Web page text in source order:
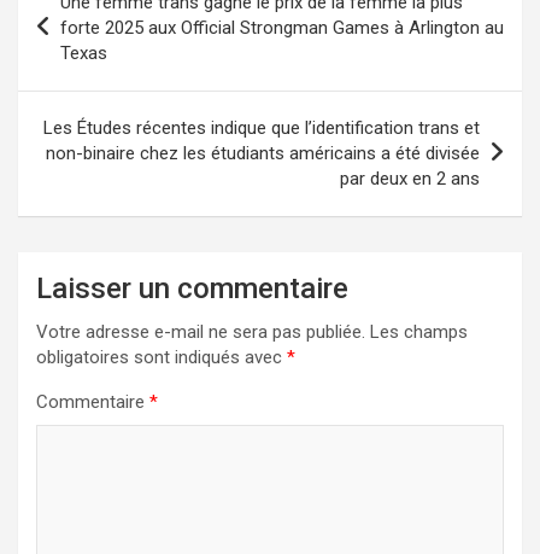
de
l’article
forte 2025 aux Official Strongman Games à Arlington au
Texas
Les Études récentes indique que l’identification trans et
non-binaire chez les étudiants américains a été divisée
par deux en 2 ans
Laisser un commentaire
Votre adresse e-mail ne sera pas publiée. Les champs
obligatoires sont indiqués avec *
Commentaire *